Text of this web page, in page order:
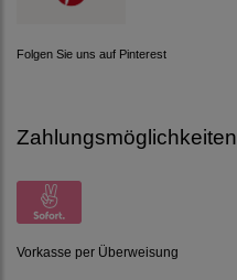
Folgen Sie uns auf Pinterest
Zahlungsmöglichkeiten
Vorkasse per Überweisung